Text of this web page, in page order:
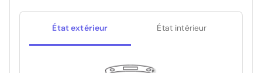
État extérieur État intérieur